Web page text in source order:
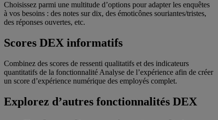
Choisissez parmi une multitude d’options pour adapter les enquêtes
à vos besoins : des notes sur dix, des émoticônes souriantes/tristes,
des réponses ouvertes, etc.
Scores DEX informatifs
Combinez des scores de ressenti qualitatifs et des indicateurs
quantitatifs de la fonctionnalité Analyse de l’expérience afin de créer
un score d’expérience numérique des employés complet.
Explorez d’autres fonctionnalités DEX